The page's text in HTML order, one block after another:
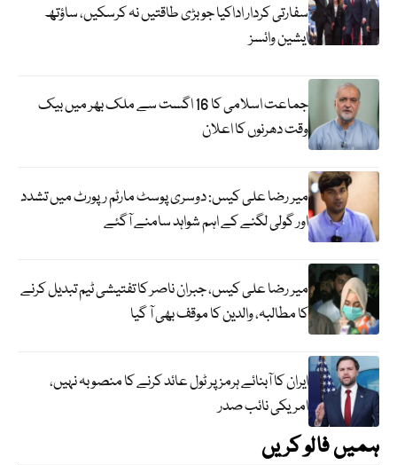
سفارتی کردار اداکیا جو بڑی طاقتیں نہ کرسکیں، ساؤتھ
ایشین وائسز
جماعت اسلامی کا 16 اگست سے ملک بھر میں بیک
وقت دھرنوں کا اعلان
میر رضا علی کیس: دوسری پوسٹ مارٹم رپورٹ میں تشدد
اور گولی لگنے کے اہم شواہد سامنے آگئے
میر رضا علی کیس، جبران ناصر کا تفتیشی ٹیم تبدیل کرنے
کا مطالبہ، والدین کا موقف بھی آ گیا
ایران کا آبنائے ہرمز پر ٹول عائد کرنے کا منصوبہ نہیں،
امریکی نائب صدر
ہمیں فالو کریں